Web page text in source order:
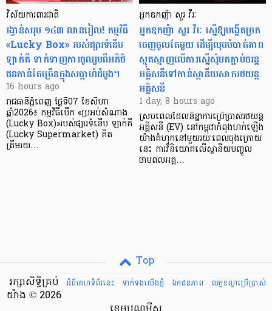
វិស័យការពារជាតិ
រង្វាន់សរុប ១៤៣ លានរៀល! កម្មវិធី
«Lucky Box» របស់ផ្សារទំនើប
ឡាក់គី ទាក់ទាញការចូលរួមពីអតិថិ
ជនកាន់តែច្រើនក្នុងសប្តាហ៍ដំបូង។
16 hours ago
រាជធានីភ្នំពេញ ថ្ងៃទី07 ខែសីហា
ឆ្នាំ2026៖ កម្មវិធីបើក «ប្រអប់សំណាង
(Lucky Box)»របស់ផ្សារទំនើប ឡាក់គី
(Lucky Supermarket) គិត
ត្រឹមរយ…
អ្នកឧកញ៉ា សួរ វីរៈ
អ្នកឧកញ៉ា សួរ វីរៈ ស្នើឱ្យបង្កើតច្រក
ចេញចូលតែមួយ ដើម្បីលុបបំបាត់ភាព
ស្មុគស្មាញលើការស្នើសុំបតភ្ជាប់ចរន្ត
អគ្គិសនីទៅកាន់ស្ថានីយសាករថយន្ត
អគ្គិសនី
1 day, 8 hours ago
ស្របពេលដែលនិន្នាការប្រើប្រាស់រថយន្ត
អគ្គិសនី (EV) នៅកម្ពុជាកំពុងហក់ឡើង
យ៉ាងគំហុកនៅមួយរយៈពេលចុងក្រោយ
នេះ ការវិនិយោគលើស្ថានីយបញ្ចូល
ថាមពលអគ្គ…
Top
អំពីគេហទំព័រនេះ
ទាក់ទងយើងខ្ញំ ឯកជនភាព លក្ខខណ្ឌ​ប្រើ​ប្រាស់
រក្សាសិទ្ធិគ្រប់
យ៉ាង © 2026